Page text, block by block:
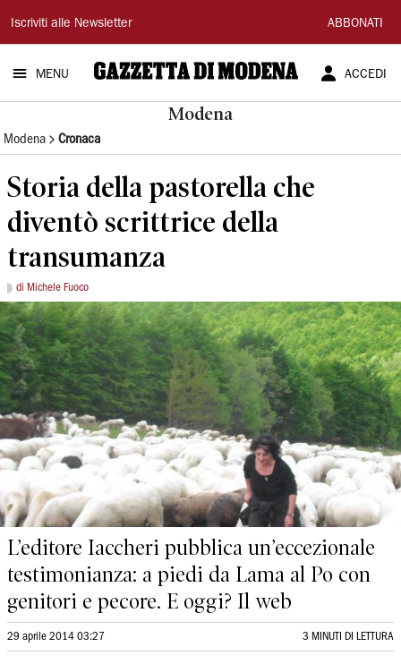
Gazzetta
di
Modena
Iscriviti alle Newsletter ABBONATI
MENU ACCEDI
Modena
Modena Cronaca
Storia della pastorella che
diventò scrittrice della
transumanza
di Michele Fuoco
L’editore Iaccheri pubblica un’eccezionale
testimonianza: a piedi da Lama al Po con
genitori e pecore. E oggi? Il web
29 aprile 2014 03:27 3 MINUTI DI LETTURA